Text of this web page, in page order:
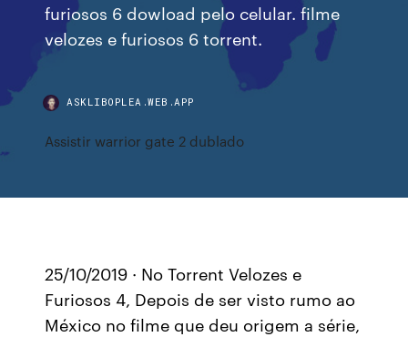
furiosos 6 dowload pelo celular. filme
velozes e furiosos 6 torrent.
ASKLIBOPLEA.WEB.APP
Assistir warrior gate 2 dublado
25/10/2019 · No Torrent Velozes e
Furiosos 4, Depois de ser visto rumo ao
México no filme que deu origem a série,